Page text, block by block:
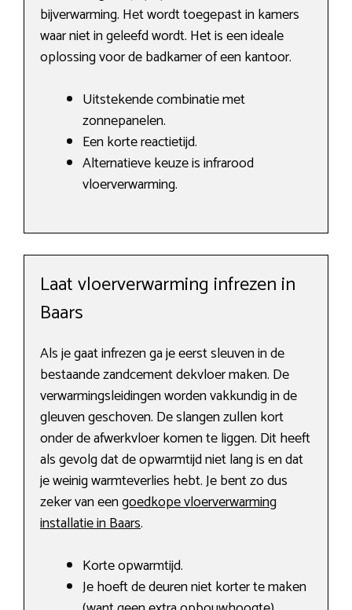
bijverwarming. Het wordt toegepast in kamers
waar niet in geleefd wordt. Het is een ideale
oplossing voor de badkamer of een kantoor.
Uitstekende combinatie met
zonnepanelen.
Een korte reactietijd.
Alternatieve keuze is infrarood
vloerverwarming.
Laat vloerverwarming infrezen in
Baars
Als je gaat infrezen ga je eerst sleuven in de
bestaande zandcement dekvloer maken. De
verwarmingsleidingen worden vakkundig in de
gleuven geschoven. De slangen zullen kort
onder de afwerkvloer komen te liggen. Dit heeft
als gevolg dat de opwarmtijd niet lang is en dat
je weinig warmteverlies hebt. Je bent zo dus
zeker van eengoedkope vloerverwarming
installatie in Baars.
Korte opwarmtijd.
Je hoeft de deuren niet korter te maken